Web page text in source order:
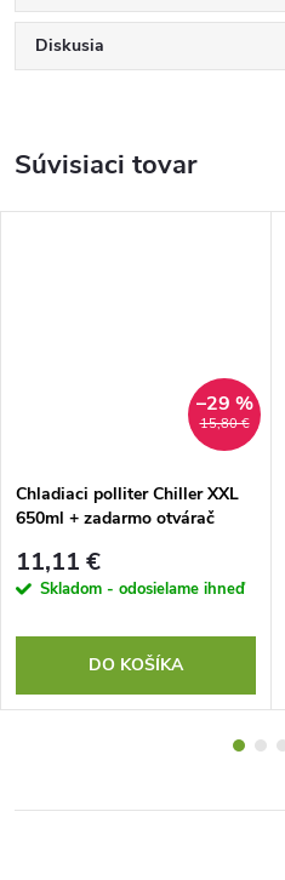
Diskusia
Súvisiaci tovar
15,80 €
–29 %
Chladiaci polliter Chiller XXL
650ml + zadarmo otvárač
11,11 €
Skladom - odosielame ihneď
DO KOŠÍKA